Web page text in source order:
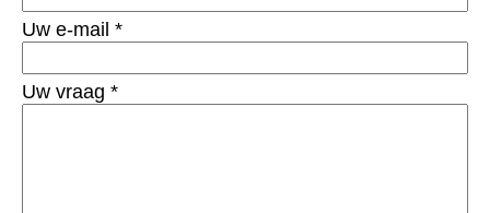
Uw e-mail *
Uw vraag *